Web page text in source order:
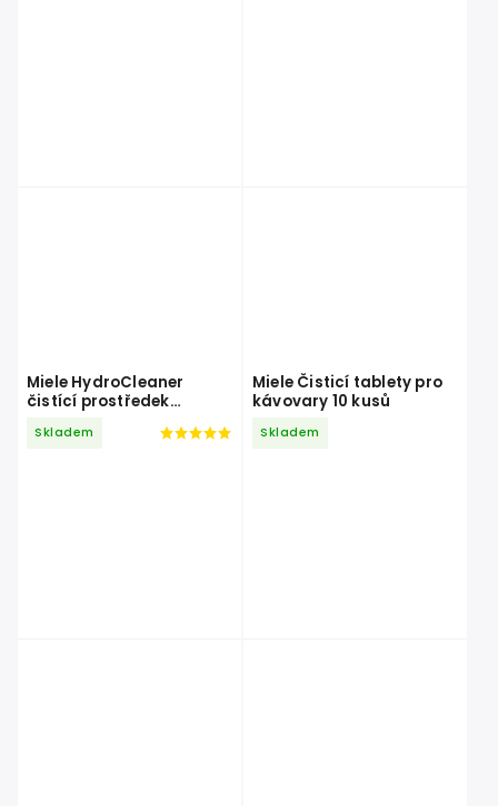
Miele HydroCleaner
čistící prostředek
Skladem
Miele Čisticí tablety pro
kávovary 10 kusů
Skladem